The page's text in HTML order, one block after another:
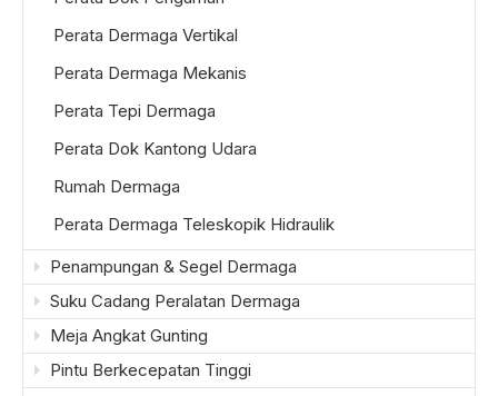
Perata Dermaga Vertikal
Perata Dermaga Mekanis
Perata Tepi Dermaga
Perata Dok Kantong Udara
Rumah Dermaga
Perata Dermaga Teleskopik Hidraulik
Penampungan & Segel Dermaga
Suku Cadang Peralatan Dermaga
Meja Angkat Gunting
Pintu Berkecepatan Tinggi